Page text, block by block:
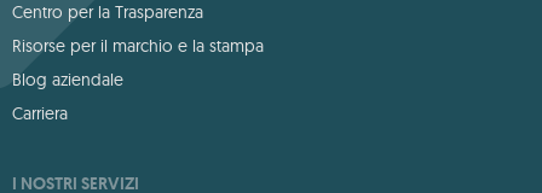
Centro per la Trasparenza
Risorse per il marchio e la stampa
Blog aziendale
Carriera
I NOSTRI SERVIZI